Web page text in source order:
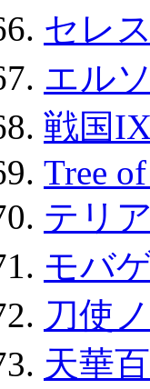
セレ
エル
戦国
Tree
テリ
モバ
刀使
天華